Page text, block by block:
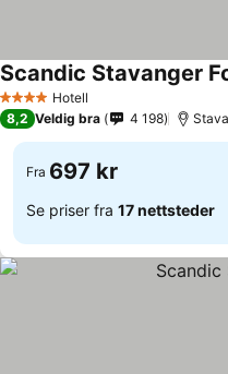
4 StjernerHotell
Scandic Stavanger
8,2 Veldig bra 4 198
Fra 697 kr
Se priser fra 17 nettsteder